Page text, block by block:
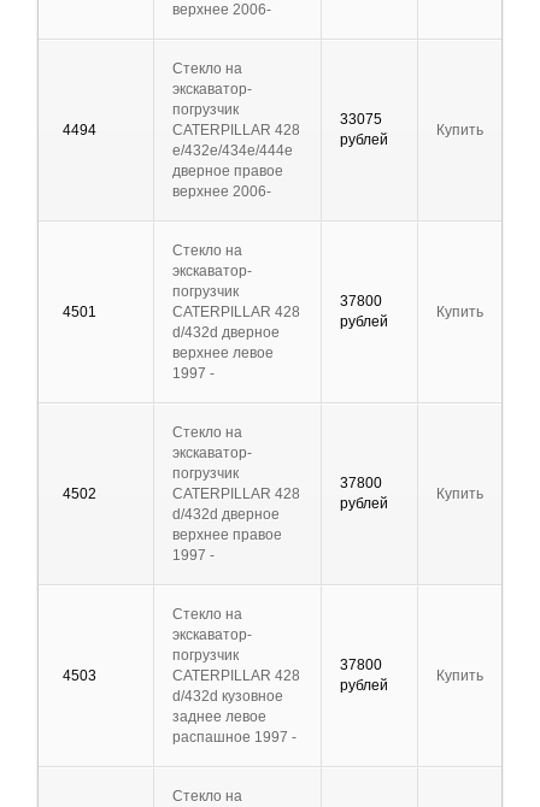
верхнее 2006-
4494
Стекло на
экскаватор-
погрузчик
CATERPILLAR 428
e/432e/434e/444e
дверное правое
верхнее 2006-
33075
рублей
Купить
4501
Стекло на
экскаватор-
погрузчик
CATERPILLAR 428
d/432d дверное
верхнее левое
1997 -
37800
рублей
Купить
4502
Стекло на
экскаватор-
погрузчик
CATERPILLAR 428
d/432d дверное
верхнее правое
1997 -
37800
рублей
Купить
4503
Стекло на
экскаватор-
погрузчик
CATERPILLAR 428
d/432d кузовное
заднее левое
распашное 1997 -
37800
рублей
Купить
Стекло на